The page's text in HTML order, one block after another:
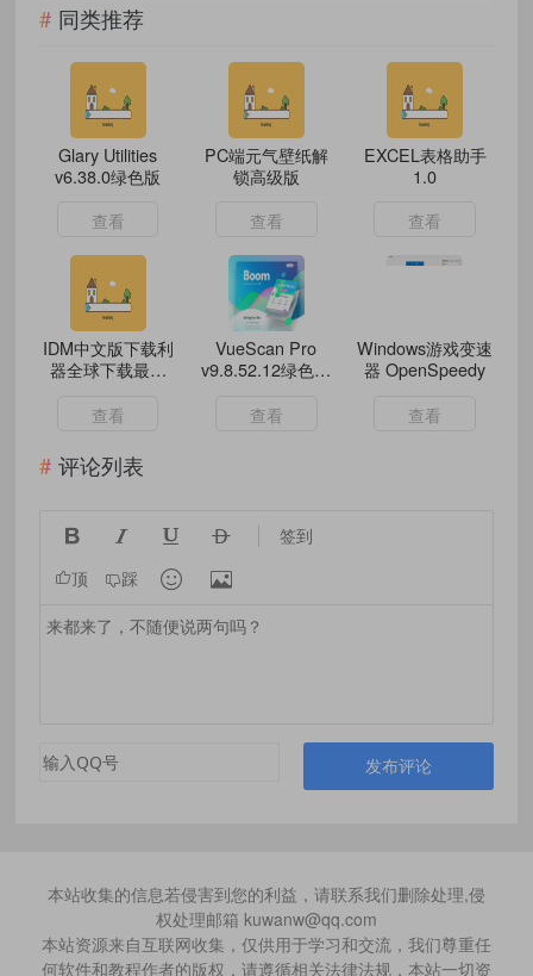
同类推荐
Glary Utilities
v6.38.0绿色版
查看
PC端元气壁纸解
锁高级版
查看
EXCEL表格助手
1.0
查看
IDM中文版下载利
器全球下载最快
查看
VueScan Pro
v9.8.52.12绿色便
查看
Windows游戏变速
器 OpenSpeedy
查看
评论列表
    签到
顶 踩  
发布评论
本站收集的信息若侵害到您的利益，请联系我们删除处理,侵
权处理邮箱 kuwanw@qq.com
本站资源来自互联网收集，仅供用于学习和交流，我们尊重任
何软件和教程作者的版权，请遵循相关法律法规，本站一切资